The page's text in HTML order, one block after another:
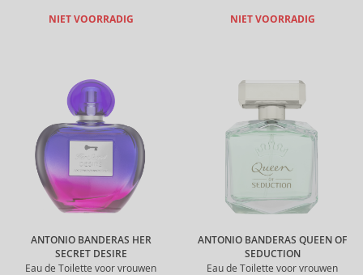
NIET VOORRADIG NIET VOORRADIG
ANTONIO BANDERAS HER
SECRET DESIRE
Eau de Toilette voor vrouwen
ANTONIO BANDERAS QUEEN OF
SEDUCTION
Eau de Toilette voor vrouwen